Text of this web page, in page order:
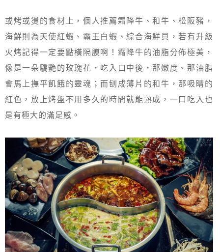
或烤或燙的食材上，個人推薦霜降牛、和牛、松阪豬，
海鮮則為天使紅蝦、霸王白蝦、綜合海鮮貝，若有升級
火烤記得一定要點橫隔膜啊！霜降牛的油脂分佈極美，
像是一朵驕艷的玫瑰花，吃入口中後，那嫩度、那油脂
會馬上撫平飢餓的靈魂；而刨成薄片的和牛，那吸睛的
紅色，放上烤盤不用多久的時間就能熟成，一口吃入也
是有極大的滿足感。